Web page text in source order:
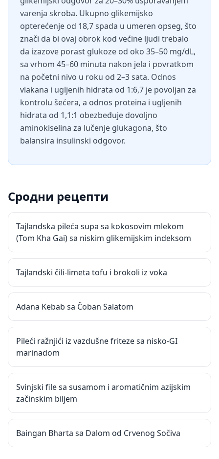
varenja skroba. Ukupno glikemijsko
opterećenje od 18,7 spada u umeren opseg, što
znači da bi ovaj obrok kod većine ljudi trebalo
da izazove porast glukoze od oko 35–50 mg/dL,
sa vrhom 45–60 minuta nakon jela i povratkom
na početni nivo u roku od 2–3 sata. Odnos
vlakana i ugljenih hidrata od 1:6,7 je povoljan za
kontrolu šećera, a odnos proteina i ugljenih
hidrata od 1,1:1 obezbeđuje dovoljno
aminokiselina za lučenje glukagona, što
balansira insulinski odgovor.
Сродни рецепти
Tajlandska pileća supa sa kokosovim mlekom
(Tom Kha Gai) sa niskim glikemijskim indeksom
Tajlandski čili-limeta tofu i brokoli iz voka
Adana Kebab sa Čoban Salatom
Pileći ražnjići iz vazdušne friteze sa nisko-GI
marinadom
Svinjski file sa susamom i aromatičnim azijskim
začinskim biljem
Baingan Bharta sa Dalom od Crvenog Sočiva